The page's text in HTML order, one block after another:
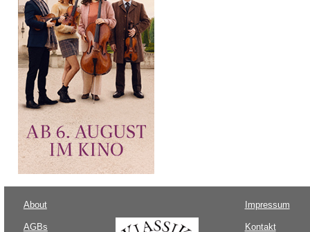
About
AGBs
Impressum
Kontakt